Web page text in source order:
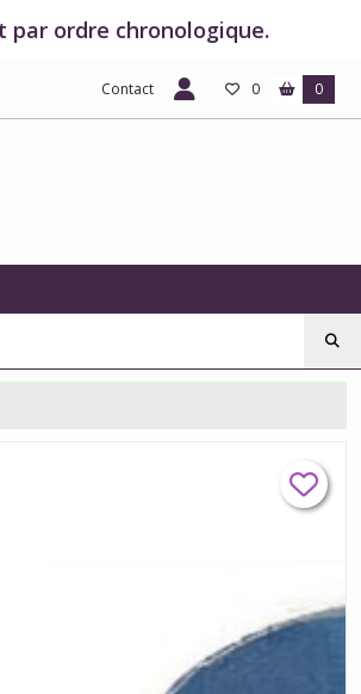
par ordre chronologique.
Contact 0 0